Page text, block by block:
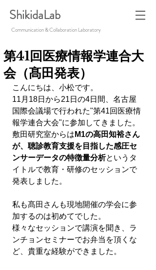
ShikidaLab
Communication & Collaboration Laboratory
第41回医療情報学連合大
会（髙田発表）
こんにちは、小松です。
11月18日から21日の4日間、名古屋
国際会議場で行われた"第41回医療情
報学連合大会"に参加してきました。
敷田研究室からは M1の高田知裕さん
が、聴診教育支援を目指した感圧セ
ンサーデータの特徴量分析というタ
イトルで教育・研修のセッションで
発表しました。
私も髙田さんも現地開催の学会に参
加するのは初めてでした。
様々なセッションで講演を聞き、ラ
ンチョンセミナーでお弁当を頂くな
ど、貴重な経験ができました。